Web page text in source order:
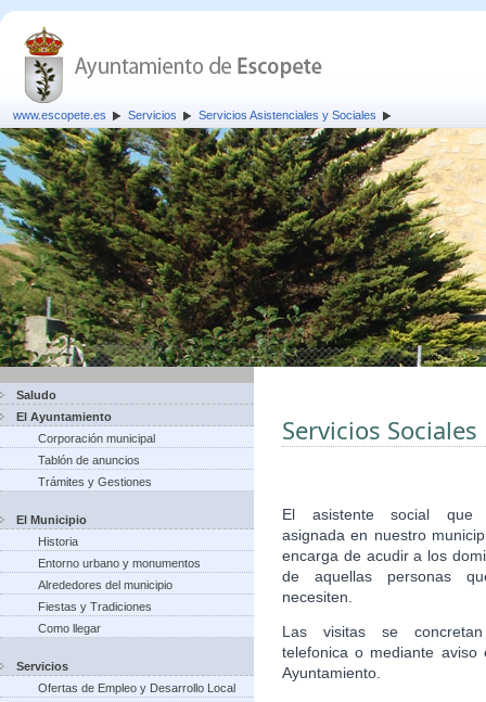
www.escopete.es Servicios Servicios Asistenciales y Sociales
Saludo
El Ayuntamiento
Corporación municipal
Tablón de anuncios
Trámites y Gestiones
El Municipio
Historia
Entorno urbano y monumentos
Alrededores del municipio
Fiestas y Tradiciones
Como llegar
Servicios
Ofertas de Empleo y Desarrollo Local
Servicios Sociales
El asistente social que
asignada en nuestro
encarga de acudir a los
de aquellas personas
necesiten.
Las visitas se
telefonica o mediante aviso
Ayuntamiento.